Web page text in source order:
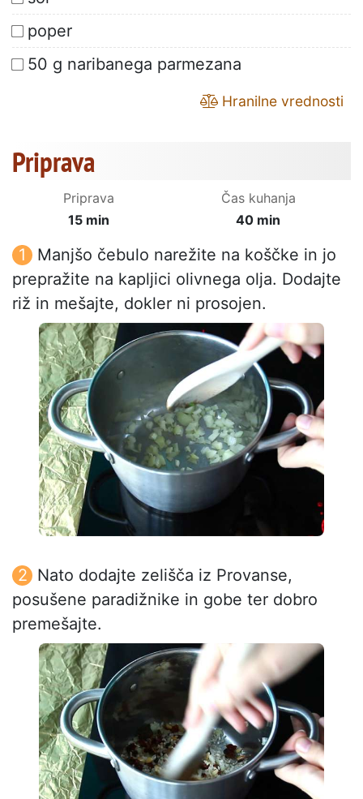
poper
50 g naribanega parmezana
Hranilne vrednosti
Priprava
Priprava
15 min
Čas kuhanja
40 min
Manjšo čebulo narežite na koščke in jo
prepražite na kapljici olivnega olja. Dodajte
riž in mešajte, dokler ni prosojen.
Nato dodajte zelišča iz Provanse,
posušene paradižnike in gobe ter dobro
premešajte.